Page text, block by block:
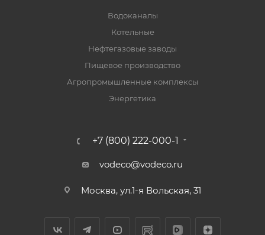
Водоканалы
Котельные
Нефтегазовые заводы
Пищевое производство
Агропромышленные комплексы
Энергетика
+7 (800) 222-000-1
vodeco@vodeco.ru
Москва, ул.1-я Вольская, 31